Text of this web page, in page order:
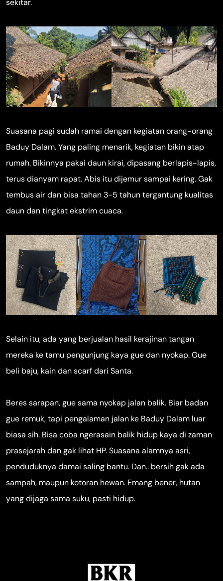
sekitar.
Suasana pagi sudah ramai dengan kegiatan orang-orang
Baduy Dalam. Yang paling menarik, kegiatan bikin atap
rumah. Bikinnya pakai daun kirai, dipasang berlapis-lapis,
terus dianyam rapat. Abis itu dijemur sampai kering. Gak
tembus air dan bisa tahan 3-5 tahun tergantung kualitas
daun dan tingkat ekstrim cuaca.
Selain itu, ada yang berjualan hasil kerajinan tangan
mereka ke tamu pengunjung kaya gue dan nyokap. Gue
beli baju, kain dan scarf dari Santa.
Beres sarapan, gue sama nyokap jalan balik. Biar badan
gue remuk, tapi pengalaman jalan ke Baduy Dalam luar
biasa sih. Bisa coba ngerasain balik hidup kaya di zaman
prasejarah dan gak lihat HP. Suasana alamnya asri,
penduduknya damai saling bantu. Dan.. bersih gak ada
sampah, maupun kotoran hewan. Emang bener, hutan
yang dijaga sama suku, pasti hidup.